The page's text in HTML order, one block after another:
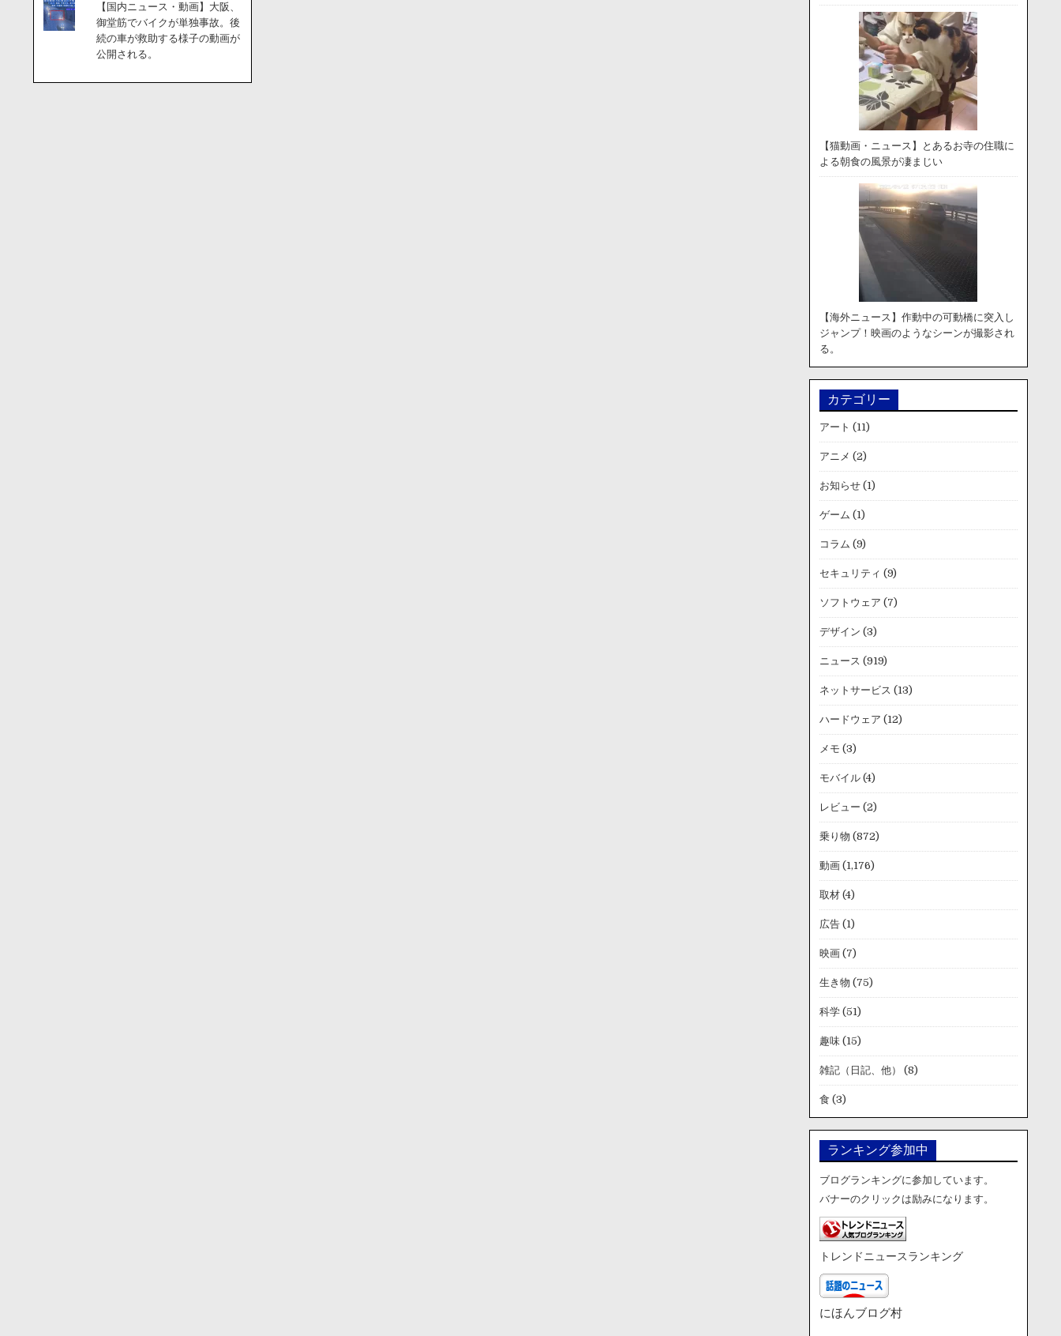
【国内ニュース・動画】大阪、
御堂筋でバイクが単独事故。後
続の車が救助する様子の動画が
公開される。
【猫動画・ニュース】とあるお寺の住職に
よる朝食の風景が凄まじい
【海外ニュース】作動中の可動橋に突入し
ジャンプ！映画のようなシーンが撮影され
る。
カテゴリー
アート (11)
アニメ (2)
お知らせ(1)
ゲーム (1)
コラム (9)
セキュリティ (9)
ソフトウェア (7)
デザイン (3)
ニュース (919)
ネットサービス (13)
ハードウェア (12)
メモ (3)
モバイル(4)
レビュー (2)
乗り物 (872)
動画(1,176)
取材(4)
広告(1)
映画(7)
生き物 (75)
科学(51)
趣味(15)
雑記（日記、他） (8)
食 (3)
ランキング参加中
ブログランキングに参加しています。
バナーのクリックは励みになります。
トレンドニュースランキング
にほんブログ村